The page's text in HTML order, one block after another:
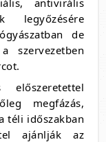
legyőzésére
de
szervezetben
megfázás,
téli időszakban
ajánlják az